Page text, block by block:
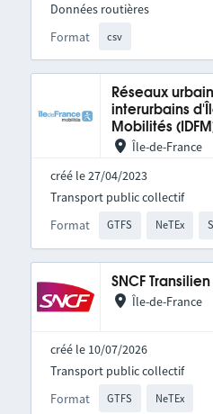
Format csv
Données routières
Réseaux
interurbains
Mobilités
Île-de-France
créé le 27/04/2023
Format GTFS NeTEx
Transport public collectif
SNCF Transilien
Île-de-France
créé le 10/07/2026
Format GTFS NeTEx
Transport public collectif